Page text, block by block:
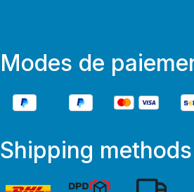
Modes de
Shipping methods